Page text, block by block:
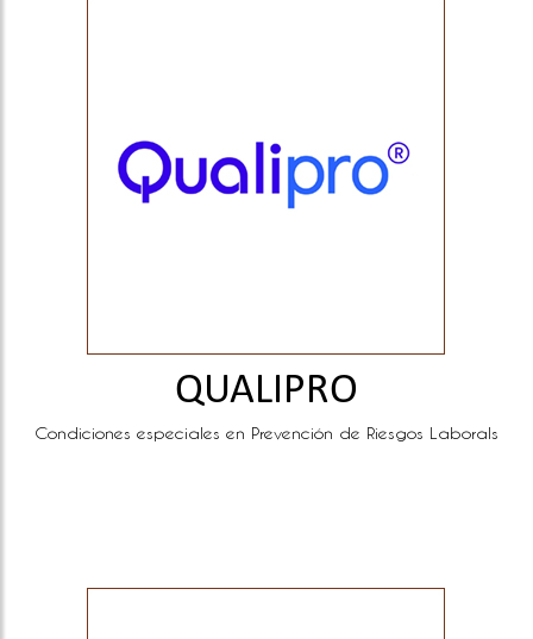
QUALIPRO
Condiciones especiales en Prevención de Riesgos Laborals